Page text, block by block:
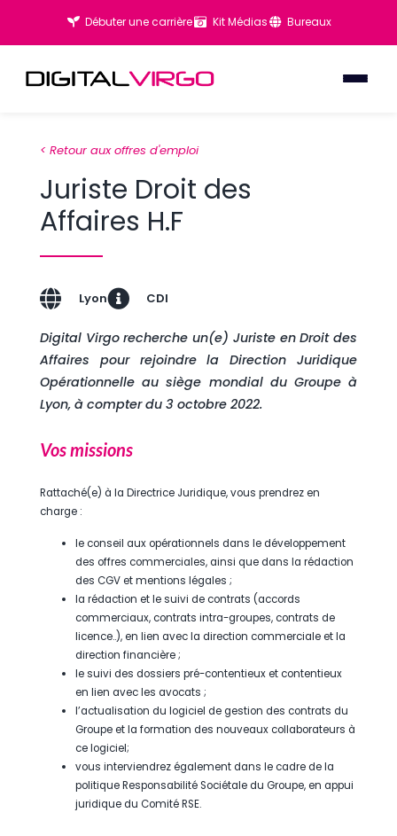
Débuter une carrière Kit Médias Bureaux
< Retour aux offres d'emploi
Juriste Droit des
Affaires H.F
Lyon CDI
Digital Virgo recherche un(e) Juriste en Droit des
Affaires pour rejoindre la Direction Juridique
Opérationnelle au siège mondial du Groupe à
Lyon, à compter du 3 octobre 2022.
Vos missions
Rattaché(e) à la Directrice Juridique, vous prendrez en
charge :
le conseil aux opérationnels dans le développement
des offres commerciales, ainsi que dans la rédaction
des CGV et mentions légales ;
la rédaction et le suivi de contrats (accords
commerciaux, contrats intra-groupes, contrats de
licence..), en lien avec la direction commerciale et la
direction financière ;
le suivi des dossiers pré-contentieux et contentieux
en lien avec les avocats ;
l’actualisation du logiciel de gestion des contrats du
Groupe et la formation des nouveaux collaborateurs à
ce logiciel;
vous interviendrez également dans le cadre de la
politique Responsabilité Sociétale du Groupe, en appui
juridique du Comité RSE.